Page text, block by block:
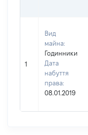
1
Вид
майна:
Годинники
Дата
набуття
права:
08.01.2019